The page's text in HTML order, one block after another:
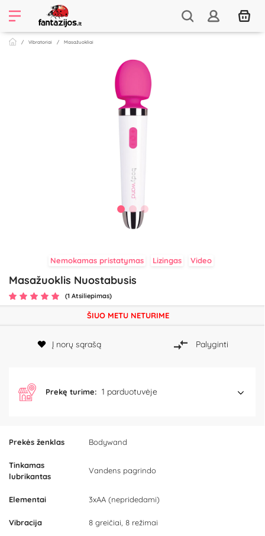
Vibratoriai Masažuokliai
Nemokamas pristatymas Lizingas Video
Masažuoklis Nuostabusis
(1 Atsiliepimas)
Prekės ženklas Bodywand
Tinkamas
lubrikantas
Vandens pagrindo
Elementai 3xAA (nepridedami)
Vibracija 8 greičiai, 8 režimai
ŠIUO METU NETURIME
Į norų sąrašą Palyginti
Prekę turime: 1 parduotuvėje